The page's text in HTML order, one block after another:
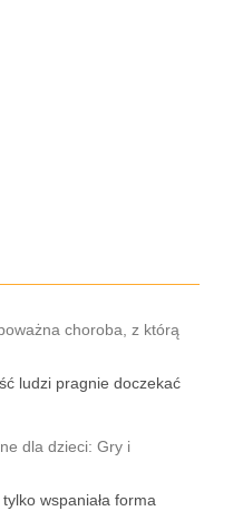
choroba, z którą
ludzi pragnie doczekać
dla dzieci: Gry i
wspaniała forma